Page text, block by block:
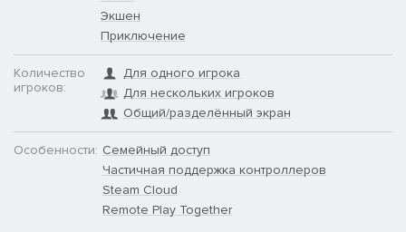
Экшен
Приключение
Количество
игроков:
Для одного игрока
Для нескольких игроков
Общий/разделённый экран
Особенности: Семейный доступ
Частичная поддержка контроллеров
Steam Cloud
Remote Play Together